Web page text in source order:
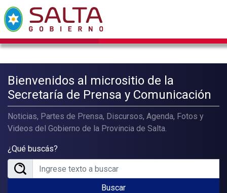
Bienvenidos al micrositio de la
Secretaría de Prensa y Comunicación
Noticias, Partes de Prensa, Discursos, Agenda, Fotos y
Videos del Gobierno de la Provincia de Salta.
¿Qué buscás?
Buscar